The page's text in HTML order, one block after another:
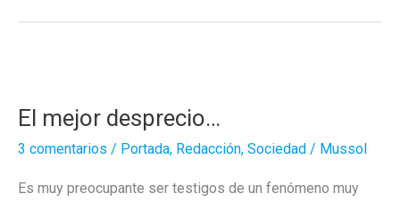
El mejor desprecio…
3 comentarios / Portada, Redacción, Sociedad / Mussol
Es muy preocupante ser testigos de un fenómeno muy